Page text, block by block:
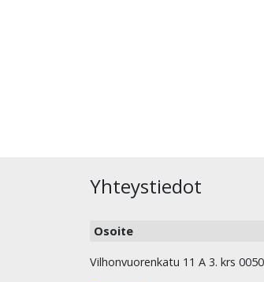
Yhteystiedot
Osoite
Vilhonvuorenkatu 11 A 3. krs